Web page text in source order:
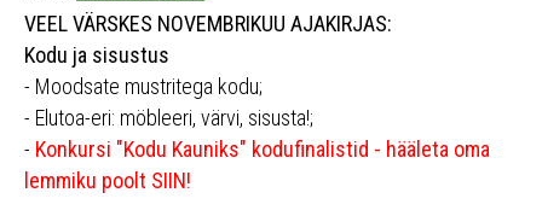
VEEL VÄRSKES NOVEMBRIKUU AJAKIRJAS:
Kodu ja sisustus
- Moodsate mustritega kodu;
- Elutoa-eri: möbleeri, värvi, sisusta!;
- Konkursi "Kodu Kauniks" kodufinalistid - hääleta oma
lemmiku poolt SIIN!